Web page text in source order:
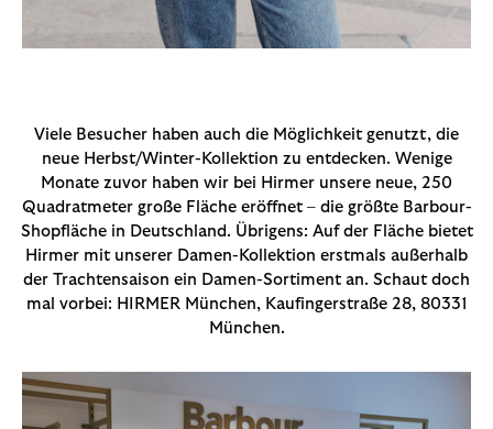
Viele Besucher haben auch die Möglichkeit genutzt, die
neue Herbst/Winter-Kollektion zu entdecken. Wenige
Monate zuvor haben wir bei Hirmer unsere neue, 250
Quadratmeter große Fläche eröffnet – die größte Barbour-
Shopfläche in Deutschland. Übrigens: Auf der Fläche bietet
Hirmer mit unserer Damen-Kollektion erstmals außerhalb
der Trachtensaison ein Damen-Sortiment an. Schaut doch
mal vorbei: HIRMER München, Kaufingerstraße 28, 80331
München.